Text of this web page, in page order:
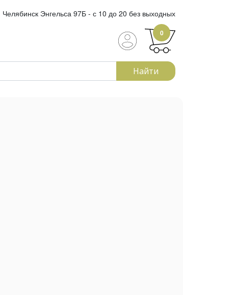
Челябинск Энгельса 97Б - с 10 до 20 без выходных
0
Найти